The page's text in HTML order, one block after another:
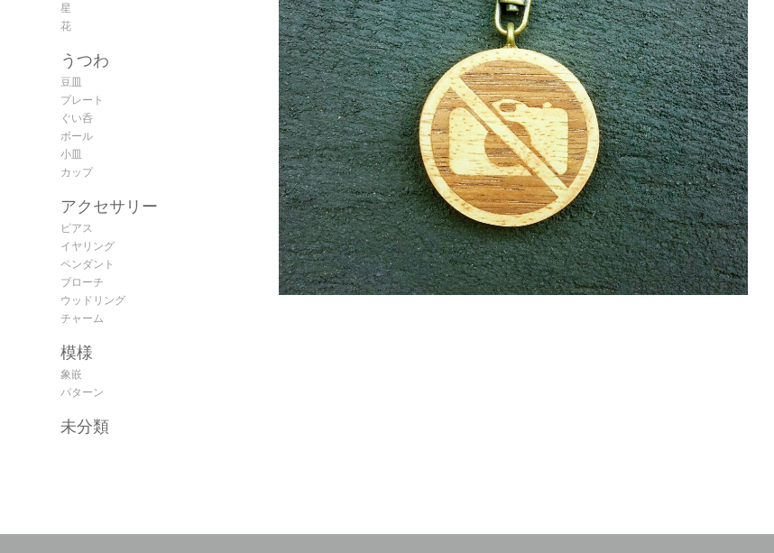
星
花
うつわ
豆皿
プレート
ぐい呑
ボール
小皿
カップ
アクセサリー
ピアス
イヤリング
ペンダント
ブローチ
ウッドリング
チャーム
模様
象嵌
パターン
未分類